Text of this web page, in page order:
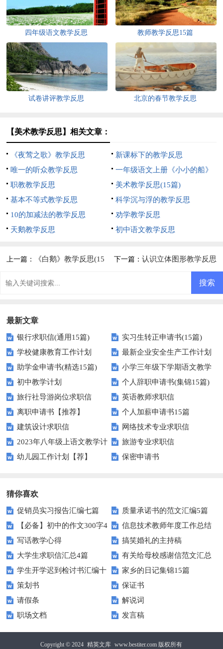
四年级语文教学反思 教师教学反思15篇
试卷讲评教学反思 北京的春节教学反思
【美术教学反思】相关文章：
《夜莺之歌》教学反思
新课标下的教学反思
唯一的听众教学反思
一年级语文上册《小小的船》
教学反思
职教教学反思
美术教学反思(15篇)
基本不等式教学反思
科学沉与浮的教学反思
10的加减法的教学反思
劝学教学反思
天鹅教学反思
初中语文教学反思
上一篇： 《白鹅》教学反思(15 下一篇： 认识立体图形教学反思
最新文章
银行求职信(通用15篇)
实习生转正申请书(15篇)
学校健康教育工作计划
最新企业安全生产工作计划
助学金申请书(精选15篇)
小学三年级下学期语文教学
计划10篇
初中教学计划
个人辞职申请书(集锦15篇)
旅行社导游岗位求职信
英语教师求职信
离职申请书【推荐】
个人加薪申请书15篇
建筑设计求职信
网络技术专业求职信
2023年八年级上语文教学计
划
旅游专业求职信
幼儿园工作计划【荐】
保密申请书
猜你喜欢
促销员实习报告汇编七篇
质量承诺书的范文汇编5篇
【必备】初中的作文300字4
篇
信息技术教师年度工作总结
写话教学心得
搞笑婚礼的主持稿
大学生求职信汇总4篇
有关给母校感谢信范文汇总
九篇
学生开学迟到检讨书汇编十
篇
家乡的日记集锦15篇
策划书
保证书
请假条
解说词
职场文档
发言稿
Copyright © 2024 精英文库 www.bestiter.com 版权所有